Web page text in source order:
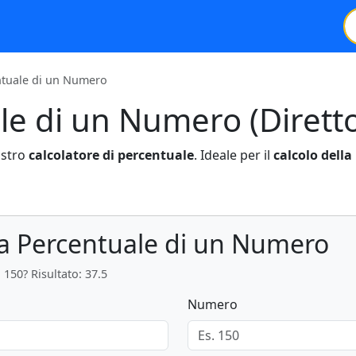
di un Numero
di un Numero
calcolatore di percentuale. Ideale per il calcolo
Percentuale di un Numero
Risultato: 37.5
Numero